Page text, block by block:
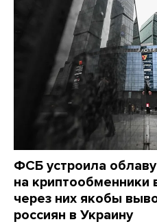
ФСБ устроила облаву
на
через них якобы
россиян в Украину